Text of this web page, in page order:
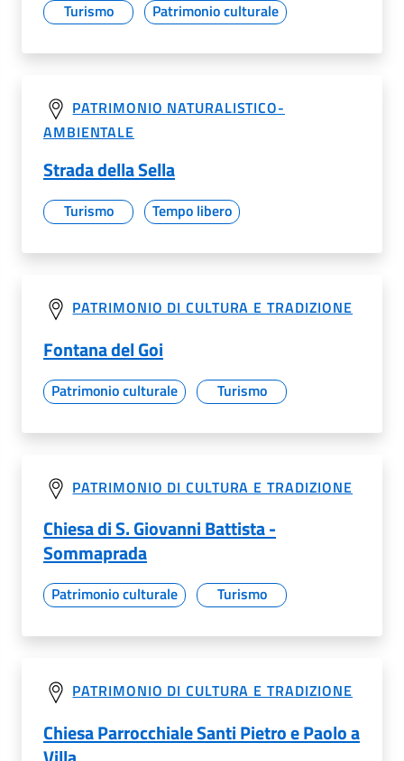
Turismo Patrimonio culturale
PATRIMONIO NATURALISTICO-
AMBIENTALE
Strada della Sella
Turismo Tempo libero
PATRIMONIO DI CULTURA E TRADIZIONE
Fontana del Goi
Patrimonio culturale Turismo
PATRIMONIO DI CULTURA E TRADIZIONE
Chiesa di S. Giovanni Battista -
Sommaprada
Patrimonio culturale Turismo
PATRIMONIO DI CULTURA E TRADIZIONE
Chiesa Parrocchiale Santi Pietro e Paolo a